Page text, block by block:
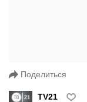
Поделиться
TV21